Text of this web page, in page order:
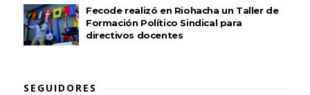
Fecode realizó en Riohacha un Taller de
Formación Político Sindical para
directivos docentes
SEGUIDORES